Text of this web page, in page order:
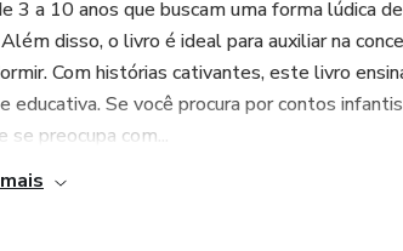
3 a 10 anos que buscam uma forma lúdica
disso, o livro é ideal para auxiliar na
Com histórias cativantes, este livro
educativa. Se você procura por contos
se preocupa com...